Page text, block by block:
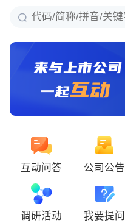
互动问答 公司公告
调研活动 我要提问